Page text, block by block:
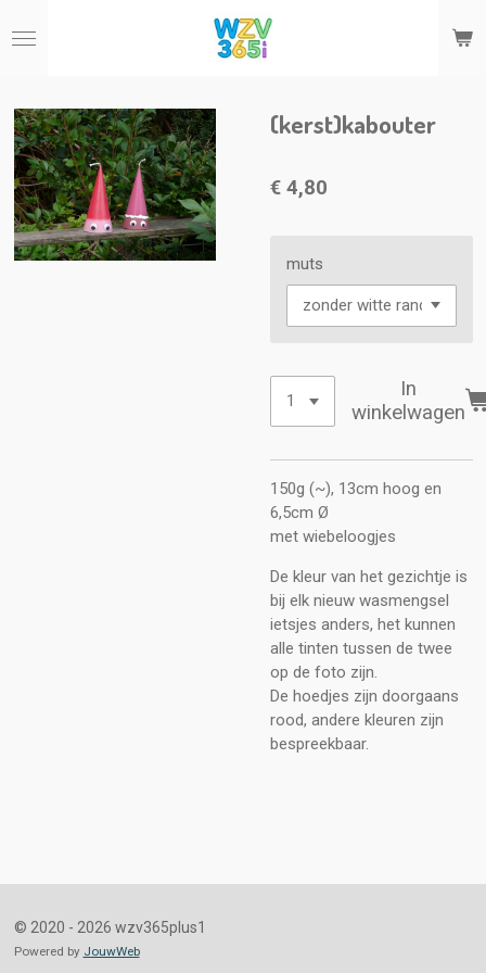
direct
hoofdinhoud
(kerst)kabouter
€ 4,80
muts
In
winkelwagen
150g (~), 13cm hoog en
6,5cm Ø
met wiebeloogjes
De kleur van het gezichtje is
bij elk nieuw wasmengsel
ietsjes anders, het kunnen
alle tinten tussen de twee
op de foto zijn.
De hoedjes zijn doorgaans
rood, andere kleuren zijn
bespreekbaar.
© 2020 - 2026 wzv365plus1
Powered by JouwWeb